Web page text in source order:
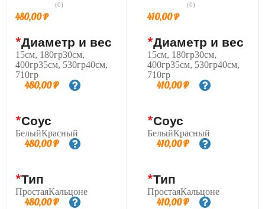
(0)
480,00₽
*Диаметр и вес
15см, 180гр30см,
400гр35см, 530гр40см,
710гр
480,00₽
*Соус
БелыйКрасный
480,00₽
*Тип
ПростаяКальцоне
480,00₽
(0)
410,00₽
*Диаметр и вес
15см, 180гр30см,
400гр35см, 530гр40см,
710гр
410,00₽
*Соус
БелыйКрасный
410,00₽
*Тип
ПростаяКальцоне
410,00₽